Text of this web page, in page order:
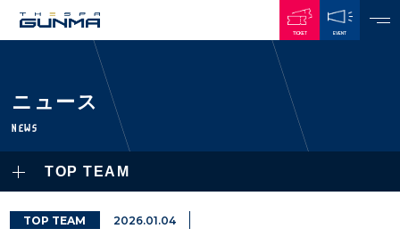
TICKET EVENT
TOP TEAM
PLAYERS / STAFFS
選手・スタッフ一覧
GAMES
ニュース
NEWS
TOP TEAM
TOP TEAM 2026.01.04